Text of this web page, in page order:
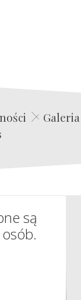
Film Agencja Aktorska
Galeria
są